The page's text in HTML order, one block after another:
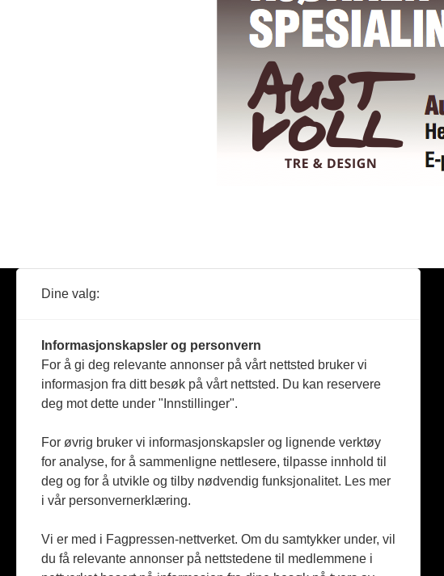
Reportasje
Produkter
Jobbmarked
Dine valg:
Informasjonskapsler og personvern
For å gi deg relevante annonser på vårt nettsted bruker vi
informasjon fra ditt besøk på vårt nettsted. Du kan reservere
deg mot dette under "Innstillinger".
For øvrig bruker vi informasjonskapsler og lignende verktøy
for analyse, for å sammenligne nettlesere, tilpasse innhold til
deg og for å utvikle og tilby nødvendig funksjonalitet. Les mer
i vår personvernerklæring.
Vi er med i Fagpressen-nettverket. Om du samtykker under, vil
du få relevante annonser på nettstedene til medlemmene i